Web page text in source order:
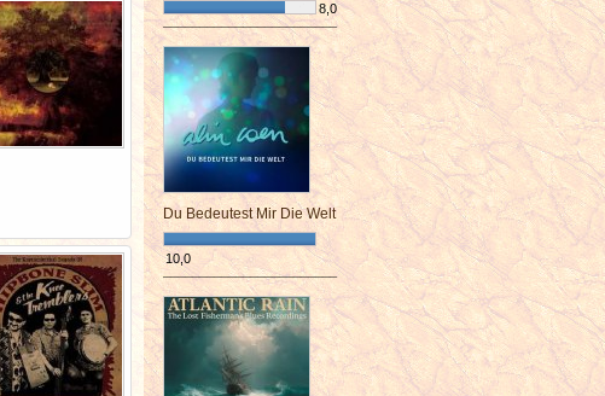
8,0
¯¯¯¯¯¯¯¯¯¯¯¯¯¯¯¯¯¯¯¯¯¯¯¯
Du Bedeutest Mir Die Welt
10,0
¯¯¯¯¯¯¯¯¯¯¯¯¯¯¯¯¯¯¯¯¯¯¯¯